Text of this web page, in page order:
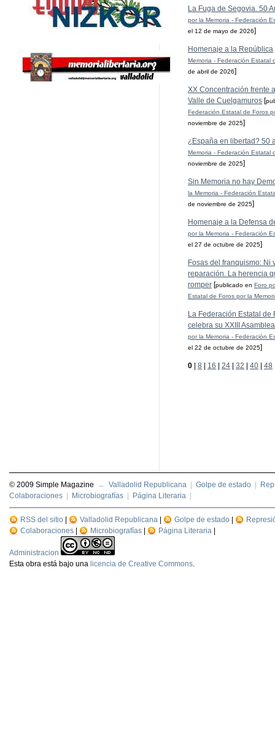
La Fuga de Segovia. 50
por la Memoria - Federación
el 12 de mayo de 2026]
Homenaje a la República
Memoria - Federación Estatal
de abril de 2026]
XX Concentración frente
Valle de Cuelgamuros [
Federación Estatal de Foros
noviembre de 2025]
¿España en libertad? 50
Memoria - Federación Estatal
noviembre de 2025]
Sin Memoria no hay
la Memoria - Federación
de noviembre de 2025]
Homenaje a la Defensa
por la Memoria - Federación
el 27 de octubre de 2025]
Fosas del franquismo: Ni
reparación. La herencia
romper [publicado en Foro
Estatal de Foros por la
La Federación Estatal de
celebra su XXIII
por la Memoria - Federación
el 22 de octubre de 2025]
0 8 16 24 32 40 48
© 2009 Simple Magazine → Valladolid Republicana Golpe de estado
Colaboraciones
Microbiografías Página Literaria
RSS del sitio Valladolid Republicana Golpe de estado
Colaboraciones
Microbiografías Página Literaria
Administracion
Esta obra está bajo una licencia de Creative Commons.